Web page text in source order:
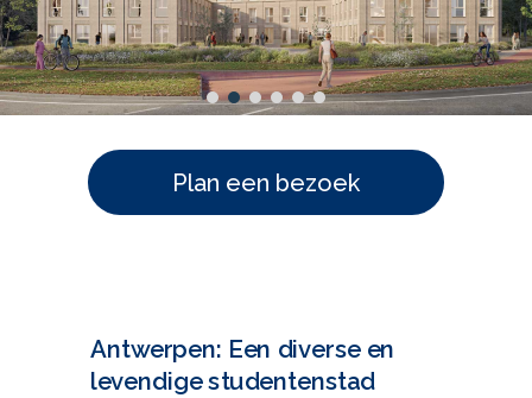
Plan een bezoek
Antwerpen: Een diverse en
levendige studentenstad